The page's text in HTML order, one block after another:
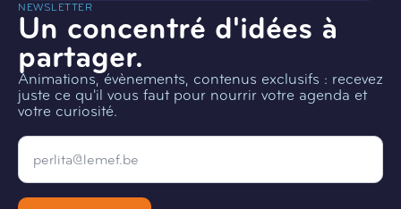
NEWSLETTER
Un concentré d'idées à
partager.
Animations, évènements, contenus exclusifs : recevez
juste ce qu'il vous faut pour nourrir votre agenda et
votre curiosité.
Email